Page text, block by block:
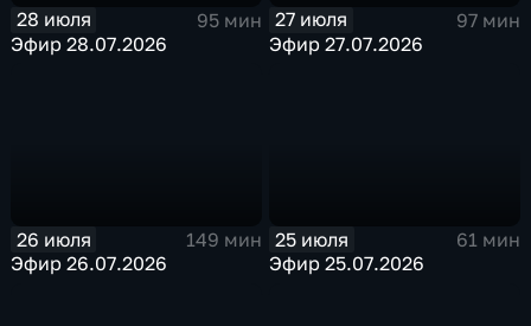
28 июля
95 мин
Эфир 28.07.2026
27 июля
97 мин
Эфир 27.07.2026
26 июля
149 мин
Эфир 26.07.2026
25 июля
61 мин
Эфир 25.07.2026